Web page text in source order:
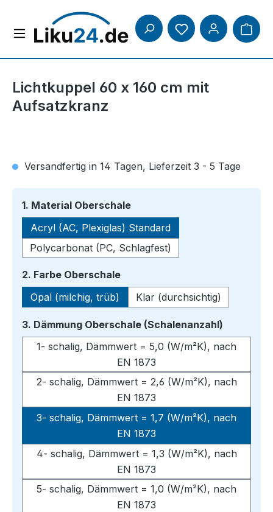
Zum Hauptinhalt springen
Lichtkuppel 60 x 160 cm mit
Aufsatzkranz
Versandfertig in 14 Tagen, Lieferzeit 3 - 5 Tage
1. Material Oberschaleauswählen
Acryl (AC, Plexiglas) Standard
Polycarbonat (PC, Schlagfest)
2. Farbe Oberschaleauswählen
Opal (milchig, trüb)
Klar (durchsichtig)
3. Dämmung Oberschale (Schalenanzahl)
1- schalig, Dämmwert = 5,0 (W/m²K), nach
EN 1873
2- schalig, Dämmwert = 2,6 (W/m²K), nach
EN 1873
3- schalig, Dämmwert = 1,7 (W/m²K), nach
EN 1873
4- schalig, Dämmwert = 1,3 (W/m²K), nach
EN 1873
5- schalig, Dämmwert = 1,0 (W/m²K), nach
EN 1873